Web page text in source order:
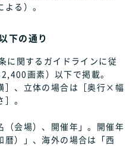
る）。
下の通り
に関するガイドラインに従
画素）以下で掲載。
］、立体の場合は［奥行×幅
。
（会場）、開催年」。開催年
暦）」、海外の場合は「西